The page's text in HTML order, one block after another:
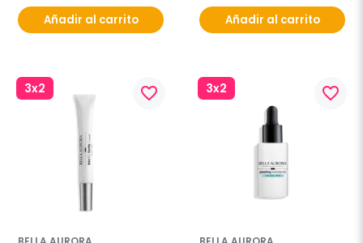
Añadir al carrito Añadir al carrito
3x2 favorite_border 3x2 favorite_border